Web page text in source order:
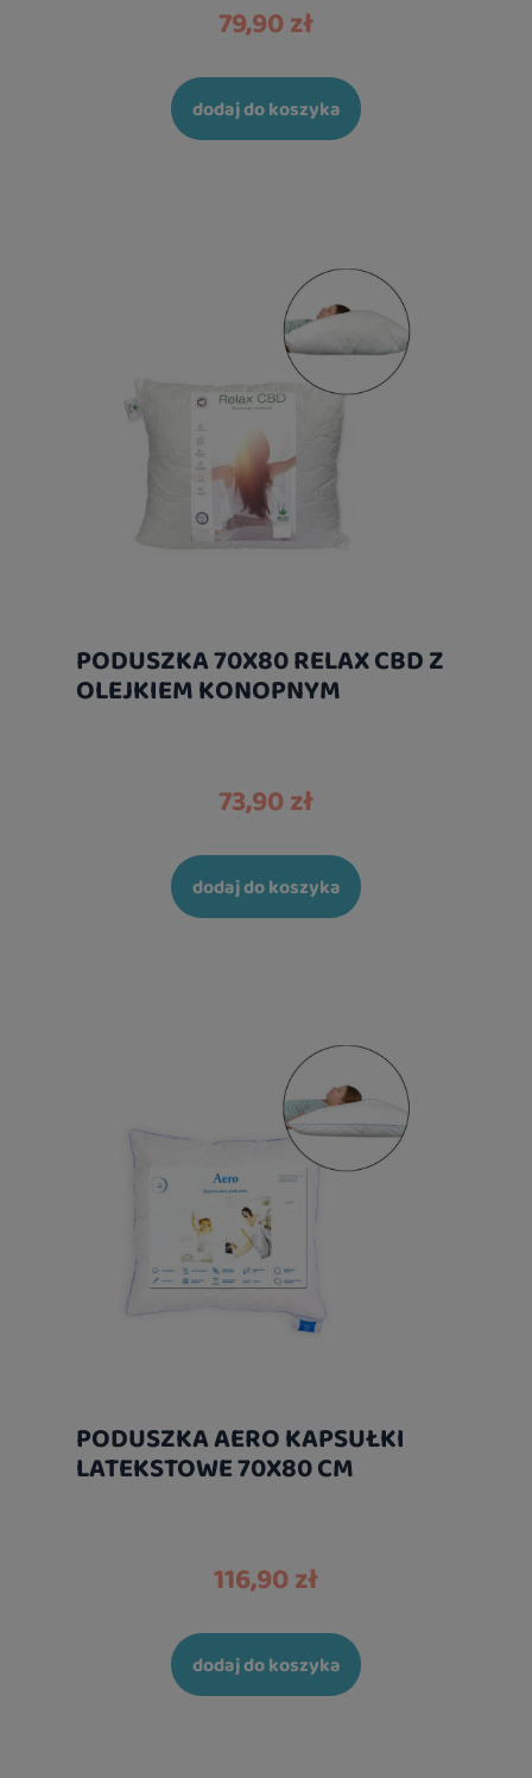
79,90 zł
dodaj do koszyka
PODUSZKA 70X80 RELAX CBD Z
OLEJKIEM KONOPNYM
73,90 zł
dodaj do koszyka
PODUSZKA AERO KAPSUŁKI
LATEKSTOWE 70X80 CM
116,90 zł
dodaj do koszyka